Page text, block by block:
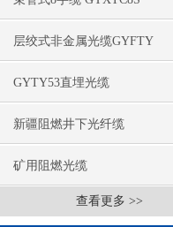
层绞式非金属光缆GYFTY
GYTY53直埋光缆
新疆阻燃井下光纤缆
矿用阻燃光缆
查看更多 >>